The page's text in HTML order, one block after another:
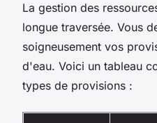
La gestion des
longue traversée. Vous
soigneusement vos
d'eau. Voici un tableau
types de provisions :